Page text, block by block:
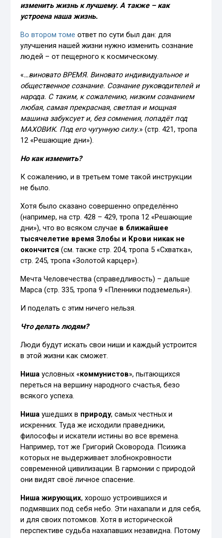
изменить жизнь к лучшему. А также – как
устроена наша жизнь.
Во втором томе ответ по сути был дан: для
улучшения нашей жизни нужно изменить сознание
людей – от пещерного к космическому.
«…виновато ВРЕМЯ. Виновато индивидуальное и
общественное сознание. Сознание руководителей и
народа. С таким, к сожалению, низким сознанием
любая, самая прекрасная, светлая и мощная
машина забуксует и, без сомнения, попадёт под
МАХОВИК. Под его чугунную силу.» (стр. 421, тропа
12 «Решающие дни»).
Но как изменить?
К сожалению, и в третьем томе такой инструкции
не было.
Хотя было сказано совершенно определённо
(например, на стр. 428 – 429, тропа 12 «Решающие
дни»), что во всяком случае в ближайшее
тысячелетие время Злобы и Крови никак не
окончится (см. также стр. 204, тропа 5 «Схватка»,
стр. 245, тропа «Золотой карцер»).
Мечта Человечества (справедливость) – дальше
Марса (стр. 335, тропа 9 «Пленники подземелья»).
И поделать с этим ничего нельзя.
Что делать людям?
Люди будут искать свои ниши и каждый устроится
в этой жизни как сможет.
Ниша условных «коммунистов», пытающихся
переться на вершину народного счастья, безо
всякого успеха.
Ниша ушедших в природу, самых честных и
искренних. Туда же исходили праведники,
философы и искатели истины во все времена.
Например, тот же Григорий Сковорода. Психика
которых не выдерживает злобнокровности
современной цивилизации. В гармонии с природой
они видят своё личное спасение.
Ниша жирующих, хорошо устроившихся и
подмявших под себя небо. Эти нахапали и для себя,
и для своих потомков. Хотя в исторической
перспективе судьба нахапавших незавидна. Потому